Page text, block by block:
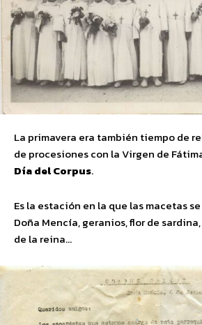
La primavera era también tiempo de
de procesiones con la Virgen de
Día del Corpus.
Es la estación en la que las macetas
Doña Mencía, geranios, flor de
de la reina…